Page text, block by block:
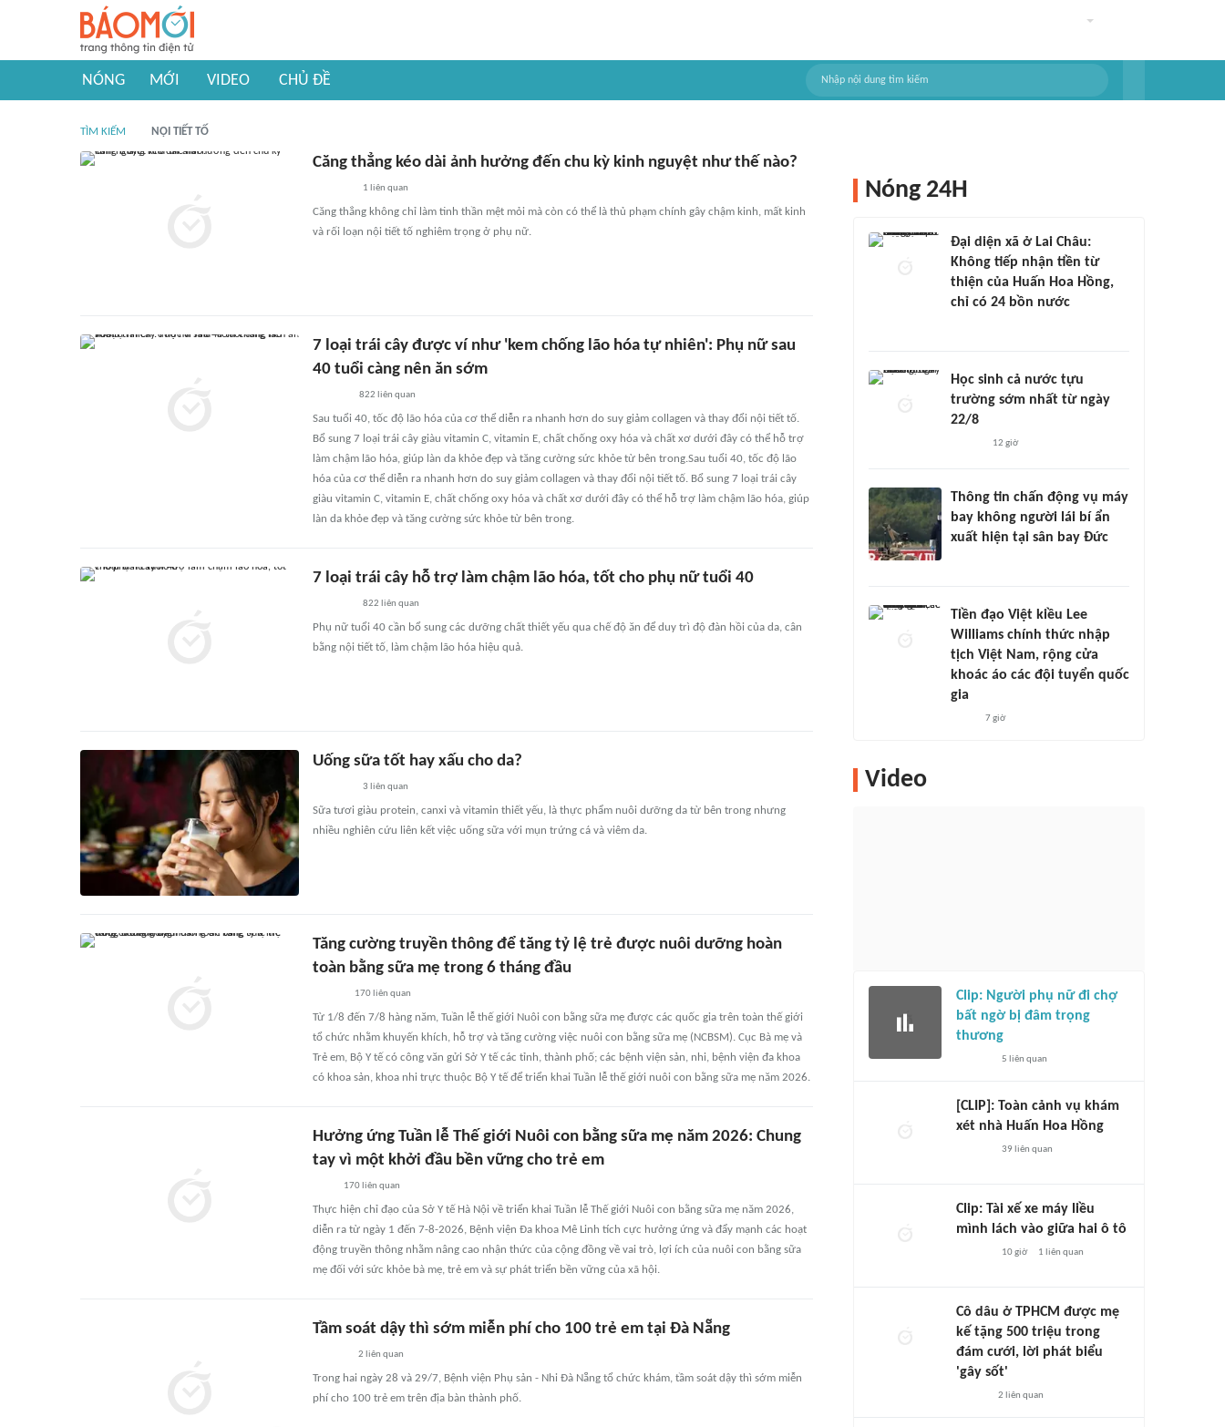
NÓNG MỚI VIDEO CHỦ ĐỀ
TÌM KIẾM NỘI TIẾT TỐ
Căng thẳng kéo dài ảnh hưởng đến chu kỳ kinh nguyệt như thế nào?
1 liên quan
Căng thẳng không chỉ làm tinh thần mệt mỏi mà còn có thể là thủ phạm chính gây chậm kinh, mất kinh
và rối loạn nội tiết tố nghiêm trọng ở phụ nữ.
7 loại trái cây được ví như 'kem chống lão hóa tự nhiên': Phụ nữ sau
40 tuổi càng nên ăn sớm
822 liên quan
Sau tuổi 40, tốc độ lão hóa của cơ thể diễn ra nhanh hơn do suy giảm collagen và thay đổi nội tiết tố.
Bổ sung 7 loại trái cây giàu vitamin C, vitamin E, chất chống oxy hóa và chất xơ dưới đây có thể hỗ trợ
làm chậm lão hóa, giúp làn da khỏe đẹp và tăng cường sức khỏe từ bên trong.Sau tuổi 40, tốc độ lão
hóa của cơ thể diễn ra nhanh hơn do suy giảm collagen và thay đổi nội tiết tố. Bổ sung 7 loại trái cây
giàu vitamin C, vitamin E, chất chống oxy hóa và chất xơ dưới đây có thể hỗ trợ làm chậm lão hóa, giúp
làn da khỏe đẹp và tăng cường sức khỏe từ bên trong.
7 loại trái cây hỗ trợ làm chậm lão hóa, tốt cho phụ nữ tuổi 40
822 liên quan
Phụ nữ tuổi 40 cần bổ sung các dưỡng chất thiết yếu qua chế độ ăn để duy trì độ đàn hồi của da, cân
bằng nội tiết tố, làm chậm lão hóa hiệu quả.
Uống sữa tốt hay xấu cho da?
3 liên quan
Sữa tươi giàu protein, canxi và vitamin thiết yếu, là thực phẩm nuôi dưỡng da từ bên trong nhưng
nhiều nghiên cứu liên kết việc uống sữa với mụn trứng cá và viêm da.
Tăng cường truyền thông để tăng tỷ lệ trẻ được nuôi dưỡng hoàn
toàn bằng sữa mẹ trong 6 tháng đầu
170liên quan
Từ 1/8 đến 7/8 hàng năm, Tuần lễ thế giới Nuôi con bằng sữa mẹ được các quốc gia trên toàn thế giới
tổ chức nhằm khuyến khích, hỗ trợ và tăng cường việc nuôi con bằng sữa mẹ (NCBSM). Cục Bà mẹ và
Trẻ em, Bộ Y tế có công văn gửi Sở Y tế các tỉnh, thành phố; các bệnh viện sản, nhi, bệnh viện đa khoa
có khoa sản, khoa nhi trực thuộc Bộ Y tế để triển khai Tuần lễ thế giới nuôi con bằng sữa mẹ năm 2026.
Hưởng ứng Tuần lễ Thế giới Nuôi con bằng sữa mẹ năm 2026: Chung
tay vì một khởi đầu bền vững cho trẻ em
170liên quan
Thực hiện chỉ đạo của Sở Y tế Hà Nội về triển khai Tuần lễ Thế giới Nuôi con bằng sữa mẹ năm 2026,
diễn ra từ ngày 1 đến 7-8-2026, Bệnh viện Đa khoa Mê Linh tích cực hưởng ứng và đẩy mạnh các hoạt
động truyền thông nhằm nâng cao nhận thức của cộng đồng về vai trò, lợi ích của nuôi con bằng sữa
mẹ đối với sức khỏe bà mẹ, trẻ em và sự phát triển bền vững của xã hội.
Tầm soát dậy thì sớm miễn phí cho 100 trẻ em tại Đà Nẵng
2 liên quan
Trong hai ngày 28 và 29/7, Bệnh viện Phụ sản - Nhi Đà Nẵng tổ chức khám, tầm soát dậy thì sớm miễn
phí cho 100 trẻ em trên địa bàn thành phố.
Nóng 24H
Đại diện xã ở Lai Châu:
Không tiếp nhận tiền từ
thiện của Huấn Hoa Hồng,
chỉ có 24 bồn nước
Học sinh cả nước tựu
trường sớm nhất từ ngày
22/8
12 giờ
Thông tin chấn động vụ máy
bay không người lái bí ẩn
xuất hiện tại sân bay Đức
Tiền đạo Việt kiều Lee
Williams chính thức nhập
tịch Việt Nam, rộng cửa
khoác áo các đội tuyển quốc
gia
7 giờ
Video
Clip: Người phụ nữ đi chợ
bất ngờ bị đâm trọng
thương
5 liên quan
[CLIP]: Toàn cảnh vụ khám
xét nhà Huấn Hoa Hồng
39 liên quan
Clip: Tài xế xe máy liều
mình lách vào giữa hai ô tô
10 giờ 1 liên quan
Cô dâu ở TPHCM được mẹ
kế tặng 500 triệu trong
đám cưới, lời phát biểu
'gây sốt'
2 liên quan